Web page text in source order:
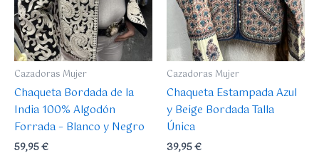
Cazadoras Mujer
Chaqueta Bordada de la
India 100% Algodón
Forrada – Blanco y Negro
59,95€
Cazadoras Mujer
Chaqueta Estampada Azul
y Beige Bordada Talla
Única
39,95€